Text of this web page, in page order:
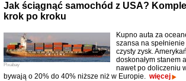
Jak ściągnąć samochód z USA?
krok po kroku
Pixabay
Kupno auta za
szansa na
czysty zysk.
doskonałym stanem
nawet po doliczeniu
bywają o 20% do 40% niższe niż w Europie. więcej